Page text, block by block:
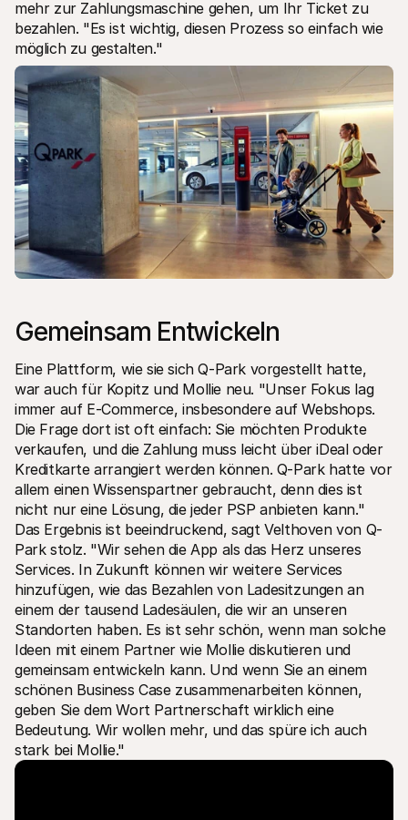
mehr zur Zahlungsmaschine gehen, um Ihr Ticket zu
bezahlen. "Es ist wichtig, diesen Prozess so einfach wie
möglich zu gestalten."
Gemeinsam Entwickeln
Eine Plattform, wie sie sich Q-Park vorgestellt hatte,
war auch für Kopitz und Mollie neu. "Unser Fokus lag
immer auf E-Commerce, insbesondere auf Webshops.
Die Frage dort ist oft einfach: Sie möchten Produkte
verkaufen, und die Zahlung muss leicht über iDeal oder
Kreditkarte arrangiert werden können. Q-Park hatte vor
allem einen Wissenspartner gebraucht, denn dies ist
nicht nur eine Lösung, die jeder PSP anbieten kann."
Das Ergebnis ist beeindruckend, sagt Velthoven von Q-
Park stolz. "Wir sehen die App als das Herz unseres
Services. In Zukunft können wir weitere Services
hinzufügen, wie das Bezahlen von Ladesitzungen an
einem der tausend Ladesäulen, die wir an unseren
Standorten haben. Es ist sehr schön, wenn man solche
Ideen mit einem Partner wie Mollie diskutieren und
gemeinsam entwickeln kann. Und wenn Sie an einem
schönen Business Case zusammenarbeiten können,
geben Sie dem Wort Partnerschaft wirklich eine
Bedeutung. Wir wollen mehr, und das spüre ich auch
stark bei Mollie."